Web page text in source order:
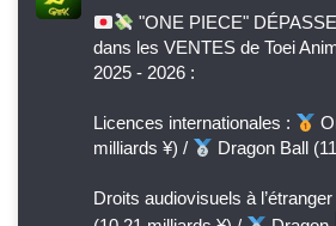
"ONE PIECE"
dans les VENTES de Toei
2025 - 2026 :
Licences internationales :
milliards ¥) /
Dragon Ball
Droits audiovisuels à l’étranger